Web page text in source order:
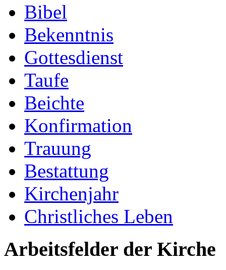
Bibel
Bekenntnis
Gottesdienst
Taufe
Beichte
Konfirmation
Trauung
Bestattung
Kirchenjahr
Christliches Leben
Arbeitsfelder der Kirche